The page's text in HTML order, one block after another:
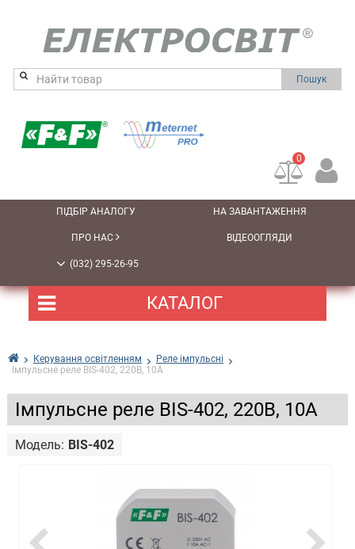
Пошук
0
КАТАЛОГ
ПІДБІР АНАЛОГУ НА ЗАВАНТАЖЕННЯ
ПРО НАС ВІДЕООГЛЯДИ
(032) 295-26-95
Керування освітленням
Реле імпульсні
Імпульсне реле BIS-402, 220В, 10А
Імпульсне реле BIS-402, 220В, 10А
Модель: BIS-402